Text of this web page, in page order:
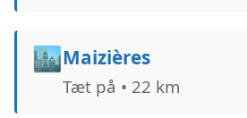
🏙️Maizières
Tæt på • 22 km